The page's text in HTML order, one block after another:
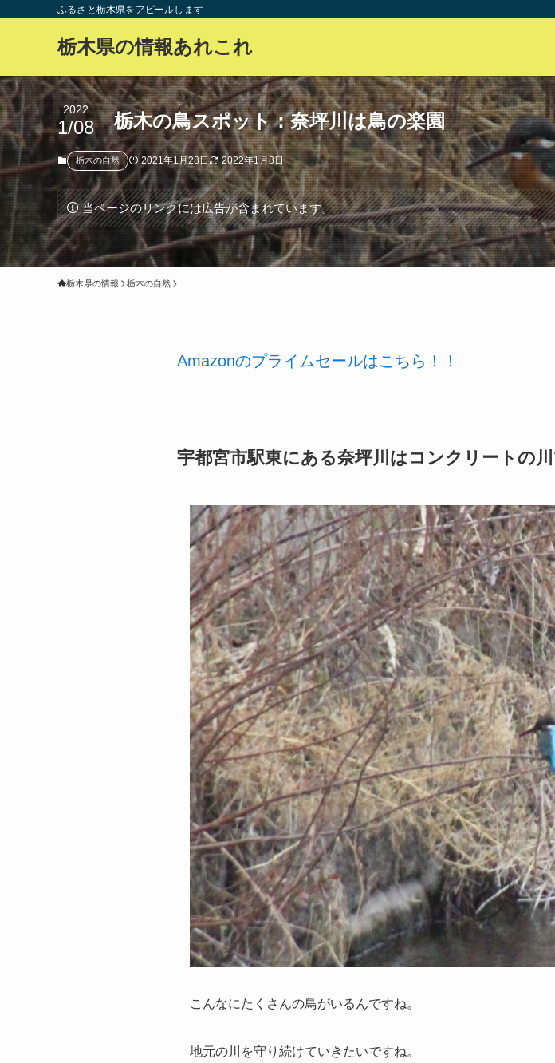
ふるさと栃木県をアピールします
栃木県の情報あれこれ
栃木の鳥スポット：奈坪川は鳥の楽園
2022
1/08
栃木の自然 2021年1月28日 2022年1月8日
当ページのリンクには広告が含まれています。
栃木県の情報 栃木の自然
Amazonのプライムセールはこちら！！
宇都宮市駅東にある奈坪川はコンクリートの
こんなにたくさんの鳥がいるんですね。
地元の川を守り続けていきたいですね。